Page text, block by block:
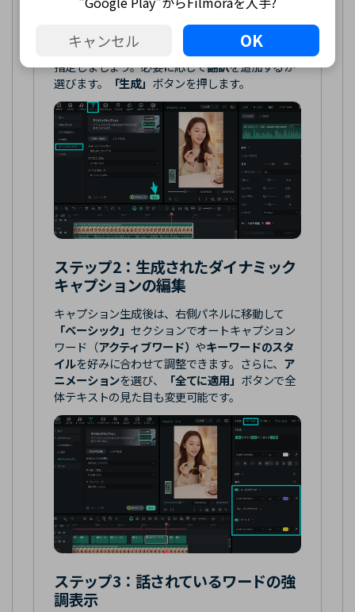
「AIキャプション」
「タイトル」
から選択します。次に左欄から
イナミックキャプション」 を選び、字幕の言語
指定しましょう。必要に応じて翻訳を追加するか
選びます。
「生成」 ボタンを押します。
ステップ2： 生成されたダイナミック
キャプションの編集
キャプション生成後は、右側パネルに移動して
「ベーシック」セクションでオートキャプション
ワード（アクティブワード） やキーワードのスタ
イルを好みに合わせて調整できます。さらに、 ア
ニメーションを選び、 「全てに適用」 ボタンで全
体テキストの見た目も変更可能です。
ステップ3： 話されているワードの強
調表示
キャンセル OK